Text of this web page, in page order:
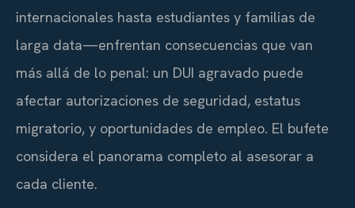
internacionales hasta estudiantes y familias de
larga data—enfrentan consecuencias que van
más allá de lo penal: un DUI agravado puede
afectar autorizaciones de seguridad, estatus
migratorio, y oportunidades de empleo. El bufete
considera el panorama completo al asesorar a
cada cliente.